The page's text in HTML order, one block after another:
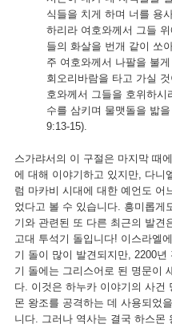
식들을 치게 하며 너를 용
하리라 여호와께서 그들
들의 화살을 번개 같이 쏘
주 여호와께서 나팔을 불
회오리바람을 타고 가실
호와께서 그들을 호위하시
수를 삼키며 물맷돌을 밟
9:13-15).
스가랴서의 이 구절은 마지막 때
에 대해 이야기하고 있지만, 다니
럼 마카비 시대에 대한 예언도 어
었다고 볼 수 있습니다. 흥미롭게
기와 관련된 또 다른 최근의 발견
고대 투석기 돌입니다! 이스라엘
기 돌이 많이 발견되지만, 2200년
기 돌에는 그리스어로 된 명문이
다. 이것은 하누카 이야기의 사건
몬 왕조를 공격하는 데 사용되었
니다. 그러나 역사는 결국 하스몬